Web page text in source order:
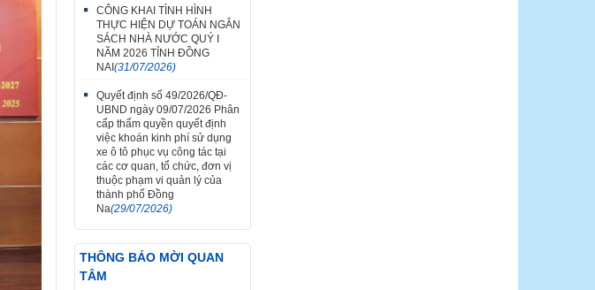
CÔNG KHAI TÌNH HÌNH
THỰC HIỆN DỰ TOÁN NGÂN
SÁCH NHÀ NƯỚC QUÝ I
NĂM 2026 TỈNH ĐỒNG
NAI(31/07/2026)
Quyết định số 49/2026/QĐ-
UBND ngày 09/07/2026 Phân
cấp thẩm quyền quyết định
việc khoán kinh phí sử dụng
xe ô tô phục vụ công tác tại
các cơ quan, tổ chức, đơn vị
thuộc phạm vi quản lý của
thành phố Đồng
Na(29/07/2026)
THÔNG BÁO MỜI QUAN
TÂM